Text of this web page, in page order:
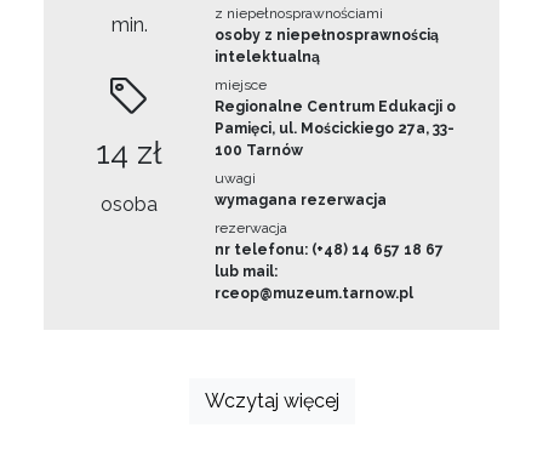
min.
14 zł
osoba
z niepełnosprawnościami
osoby z niepełnosprawnością
intelektualną
miejsce
Regionalne Centrum Edukacji o
Pamięci, ul. Mościckiego 27a, 33-
100 Tarnów
uwagi
wymagana rezerwacja
rezerwacja
nr telefonu: (+48) 14 657 18 67
lub mail:
rceop@muzeum.tarnow.pl
Wczytaj więcej